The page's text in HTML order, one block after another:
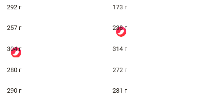
292 г 173 г
257 г 238 г
304 г 314 г
280 г 272 г
290 г 281 г